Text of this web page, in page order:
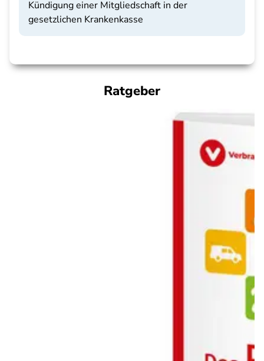
Kündigung einer Mitgliedschaft in der
gesetzlichen Krankenkasse
Ratgeber